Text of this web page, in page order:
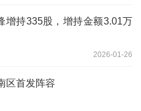
增持335股，增持金额3.01万
2026-01-26
区首发阵容